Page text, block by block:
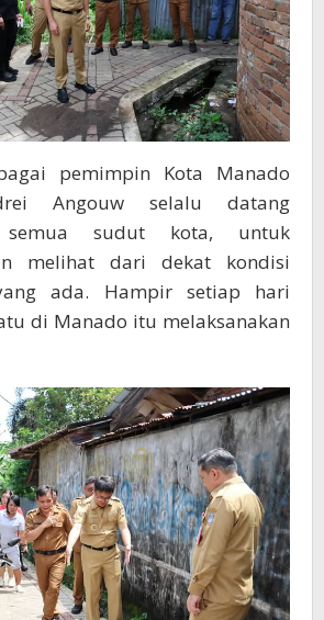
pemimpin Kota Manado
Angouw selalu datang
semua sudut kota, untuk
melihat dari dekat kondisi
ada. Hampir setiap hari
di Manado itu melaksanakan